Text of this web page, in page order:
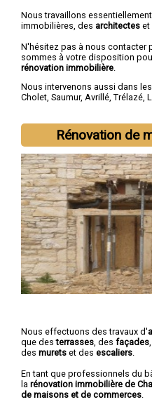
Nous travaillons
immobilières, des architectes et
N'hésitez pas à nous contacter
sommes à votre disposition
rénovation immobilière
Nous intervenons aussi dans
Cholet, Saumur, Avrillé, Trélazé,
Rénovation de
Nous effectuons des travaux d'
que desterrasses , des façades
des murets et des escaliers
En tant que professionnels du
la rénovation immobilière de
de maisons et de commerces